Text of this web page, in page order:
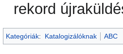
rekord
Kategóriák: Katalogizálóknak ABC